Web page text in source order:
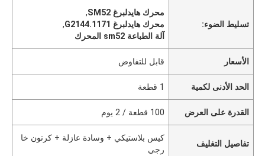
تسليط الضوء:
محرك هايدلبرغ SM52
,
محرك هايدلبرغ G2144.1171
,
آلة الطباعة sm52 المحرك
الأسعار قابل للتفاوض
الحد الأدنى لكمية 1 قطعة
القدرة على العرض 100 قطعة / 2 يوم
تفاصيل التغليف
كيس بلاستيكي + وسادة عازلة + كرتون خا
رجي